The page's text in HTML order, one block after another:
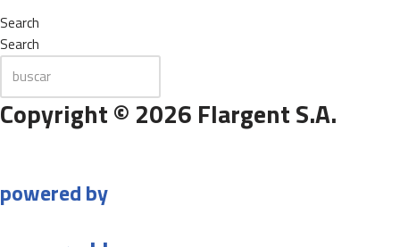
Search
Search
Copyright © 2026 Flargent S.A.
powered by